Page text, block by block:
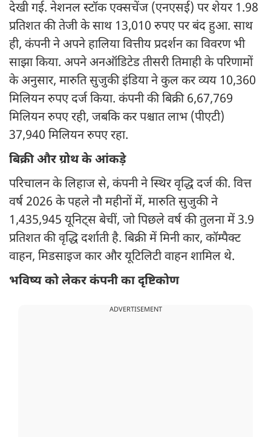
देखी गई. नेशनल स्टॉक एक्सचेंज (एनएसई) पर शेयर 1.98
प्रतिशत की तेजी के साथ 13,010 रुपए पर बंद हुआ. साथ
ही, कंपनी ने अपने हालिया वित्तीय प्रदर्शन का विवरण भी
साझा किया. अपने अनऑडिटेड तीसरी तिमाही के परिणामों
के अनुसार, मारुति सुजुकी इंडिया ने कुल कर व्यय 10,360
मिलियन रुपए दर्ज किया. कंपनी की बिक्री 6,67,769
मिलियन रुपए रही, जबकि कर पश्चात लाभ (पीएटी)
37,940 मिलियन रुपए रहा.
बिक्री और ग्रोथ के आंकड़े
परिचालन के लिहाज से, कंपनी ने स्थिर वृद्धि दर्ज की. वित्त
वर्ष 2026 के पहले नौ महीनों में, मारुति सुजुकी ने
1,435,945 यूनिट्स बेचीं, जो पिछले वर्ष की तुलना में 3.9
प्रतिशत की वृद्धि दर्शाती है. बिक्री में मिनी कार, कॉम्पैक्ट
वाहन, मिडसाइज कार और यूटिलिटी वाहन शामिल थे.
भविष्य को लेकर कंपनी का दृष्टिकोण
ADVERTISEMENT